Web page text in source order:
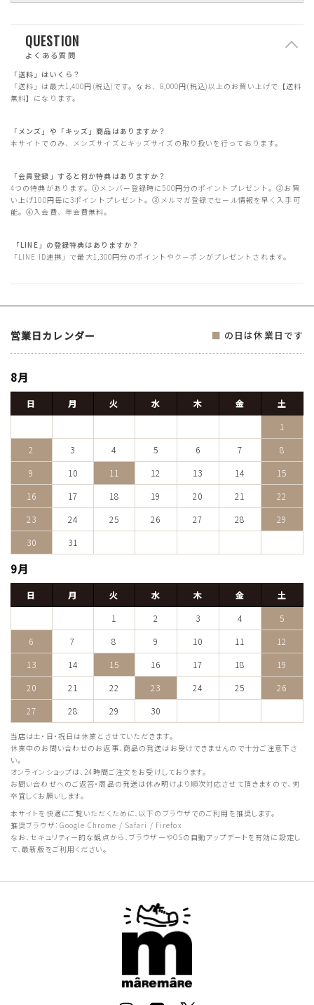
QUESTION
よくある質問
「送料」はいくら？
「送料」は最大1,400円(税込)です。なお、8,000円(税込)以上のお買い上げで【送料
無料】になります。
「メンズ」や「キッズ」商品はありますか？
本サイトでのみ、メンズサイズとキッズサイズの取り扱いを行っております。
「会員登録」すると何か特典はありますか？
4つの特典があります。①メンバー登録時に500円分のポイントプレゼント。②お買
い上げ100円毎に3ポイントプレゼント。③メルマガ登録でセール情報を早く入手可
能。④入会費、年会費無料。
「LINE」の登録特典はありますか？
「LINE ID連携」で最大1,300円分のポイントやクーポンがプレゼントされます。
営業日カレンダー ■ の日は休業日です
8月
日 月 火 水 木 金
土
1
2
3 4 5 6 7
8
9
10 11 12 13 14
15
16
17 18 19 20 21
22
23
24 25 26 27 28
29
30
31
9月
日 月 火 水 木 金
土
1
2 3 4
5
6
7 8 9 10 11
12
13
14 15 16 17 18
19
20
21 22 23 24 25
26
27
28 29 30
当店は土・日・祝日は休業とさせていただきます。
休業中のお問い合わせのお返事、商品の発送はお受けできませんので十分ご注意下さ
い。
オンラインショップは、24時間ご注文をお受けしております。
お問い合わせへのご返答・商品の発送は休み明けより順次対応させて頂きますので、何
卒宜しくお願いします。
本サイトを快適にご覧いただくために、以下のブラウザでのご利用を推奨します。
推奨ブラウザ：Google Chrome / Safari / Firefox
なお、セキュリティー的な観点から、ブラウザーやOSの自動アップデートを有効に設定し
て、最新版をご利用ください。